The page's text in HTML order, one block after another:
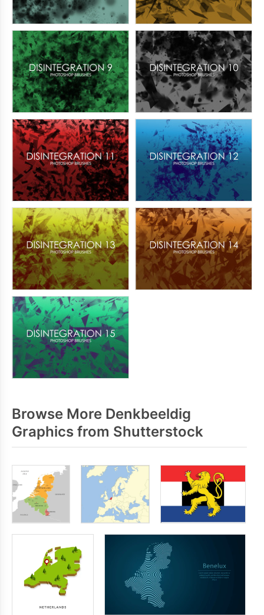
Browse More Denkbeeldig
Graphics from Shutterstock